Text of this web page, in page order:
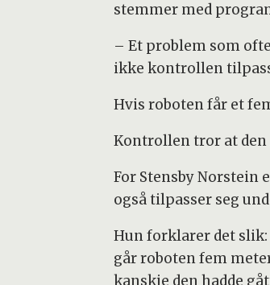
stemmer med
– Et problem som
ikke kontrollen
Hvis roboten får et
Kontrollen tror at den
For Stensby Norstein
også tilpasser seg
Hun forklarer det slik:
går roboten fem
kanskje den hadde